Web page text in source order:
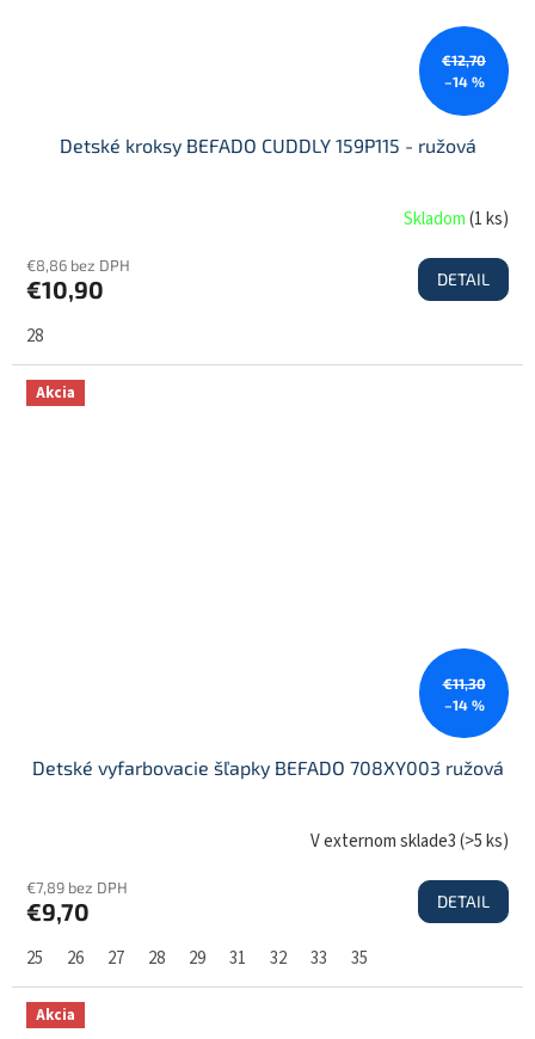
€12,70
–14 %
Detské kroksy BEFADO CUDDLY 159P115 - ružová
Skladom(1 ks)
€8,86 bez DPH
€10,90 DETAIL
28
Akcia
€11,30
–14 %
Detské vyfarbovacie šľapky BEFADO 708XY003 ružová
V externom sklade3(>5 ks)
€7,89 bez DPH
€9,70 DETAIL
25 26 27 28 29 31 32 33 35
Akcia